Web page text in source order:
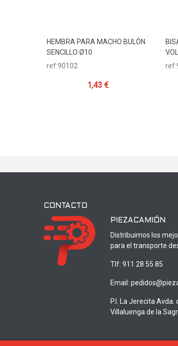
Añadir Al Carrito
HEMBRA PARA MACHO BULÓN
SENCILLO Ø10
ref:90102
1,43 €
CONTACTO
PIEZACAMIÓN
Distribuimos los
para el transporte
Tlf:911 28 55 85
Email:
P.I. La Jerecita Avda.
Villaluenga de la